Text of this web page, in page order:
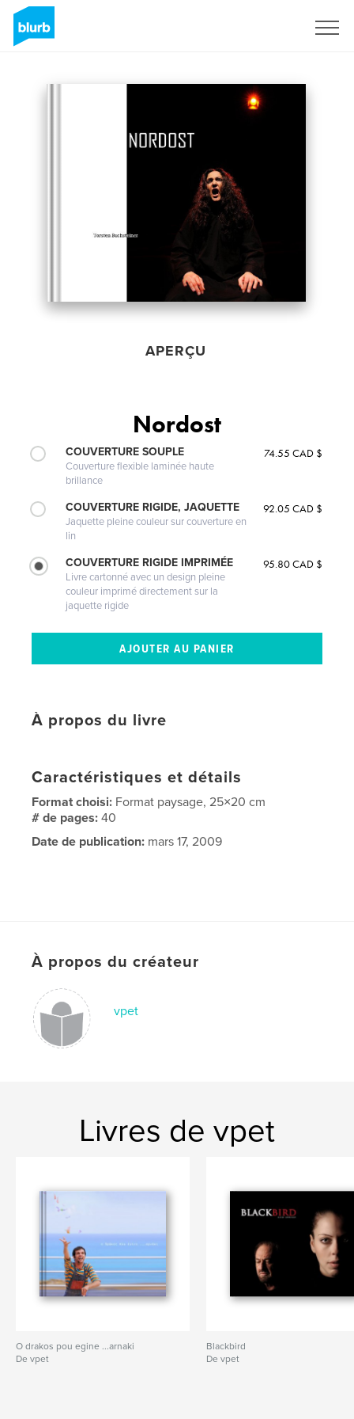
APERÇU
Nordost
COUVERTURE SOUPLE
Couverture flexible laminée haute
brillance
74.55 CAD $
COUVERTURE RIGIDE, JAQUETTE
Jaquette pleine couleur sur couverture en
lin
92.05 CAD $
COUVERTURE RIGIDE IMPRIMÉE
Livre cartonné avec un design pleine
couleur imprimé directement sur la
jaquette rigide
95.80 CAD $
À propos du livre
Caractéristiques et détails
Format choisi: Format paysage, 25×20 cm
# de pages:40
Date de publication: mars 17, 2009
À propos du créateur
vpet
Livres de vpet
O drakos pou egine ...arnaki
De vpet
Blackbird
De vpet